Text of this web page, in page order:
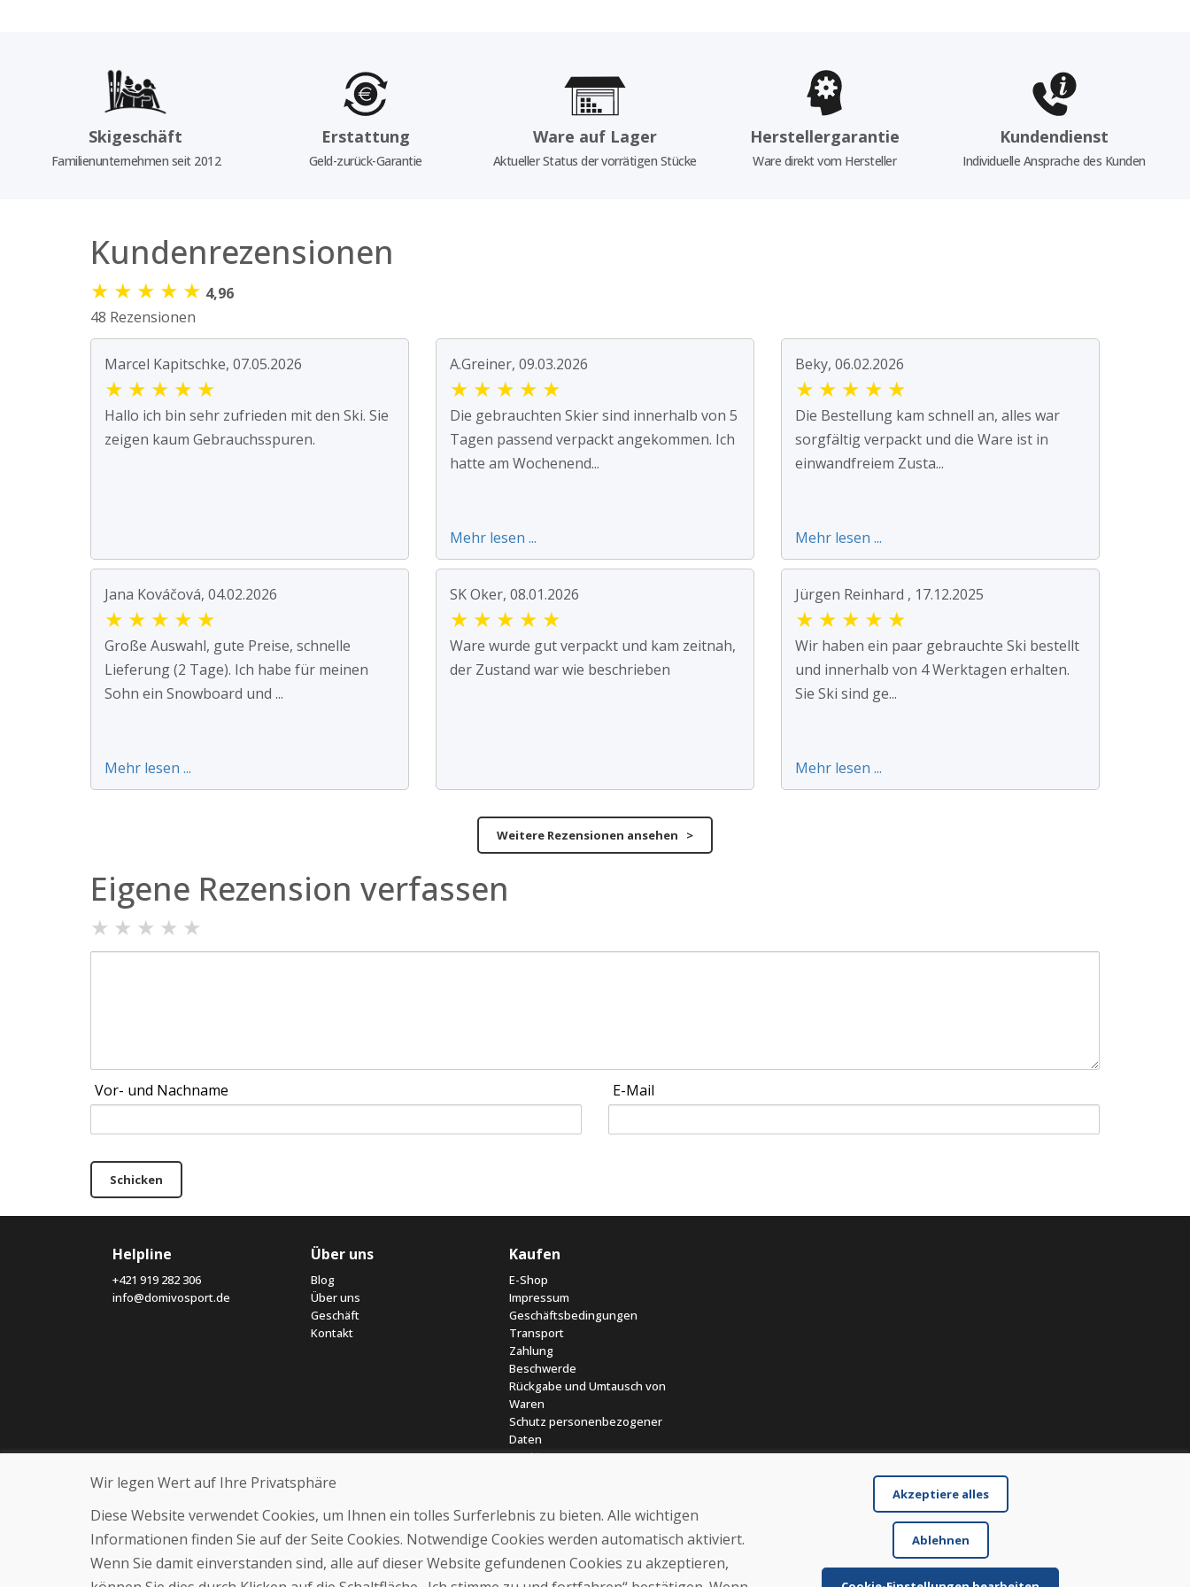
Skigeschäft
Familienunternehmen seit 2012
Erstattung
Geld-zurück-Garantie
Ware auf Lager
Aktueller Status der vorrätigen Stücke
Herstellergarantie
Ware direkt vom Hersteller
Kundendienst
Individuelle Ansprache des Kunden
Kundenrezensionen
★ ★ ★ ★ ★ 4,96
48 Rezensionen
Marcel Kapitschke, 07.05.2026
★ ★ ★ ★ ★
Hallo ich bin sehr zufrieden mit den Ski. Sie
zeigen kaum Gebrauchsspuren.
A.Greiner, 09.03.2026
★ ★ ★ ★ ★
Die gebrauchten Skier sind innerhalb von 5
Tagen passend verpackt angekommen. Ich
hatte am Wochenend...
Mehr lesen ...
Beky, 06.02.2026
★ ★ ★ ★ ★
Die Bestellung kam schnell an, alles war
sorgfältig verpackt und die Ware ist in
einwandfreiem Zusta...
Mehr lesen ...
Jana Kováčová, 04.02.2026
★ ★ ★ ★ ★
Große Auswahl, gute Preise, schnelle
Lieferung (2 Tage). Ich habe für meinen
Sohn ein Snowboard und ...
Mehr lesen ...
SK Oker, 08.01.2026
★ ★ ★ ★ ★
Ware wurde gut verpackt und kam zeitnah,
der Zustand war wie beschrieben
Jürgen Reinhard , 17.12.2025
★ ★ ★ ★ ★
Wir haben ein paar gebrauchte Ski bestellt
und innerhalb von 4 Werktagen erhalten.
Sie Ski sind ge...
Mehr lesen ...
Weitere Rezensionen ansehen >
Eigene Rezension verfassen
★ ★ ★ ★ ★
Vor- und Nachname E-Mail
Schicken
Helpline
+421 919 282 306
info@domivosport.de
Über uns
Blog
Über uns
Geschäft
Kontakt
Kaufen
E-Shop
Impressum
Geschäftsbedingungen
Transport
Zahlung
Beschwerde
Rückgabe und Umtausch von
Waren
Schutz personenbezogener
Daten
Cookies
Wir legen Wert auf Ihre Privatsphäre
Diese Website verwendet Cookies, um Ihnen ein tolles Surferlebnis zu bieten. Alle wichtigen
Informationen finden Sie auf der Seite Cookies. Notwendige Cookies werden automatisch aktiviert.
Wenn Sie damit einverstanden sind, alle auf dieser Website gefundenen Cookies zu akzeptieren,
Akzeptiere alles
Ablehnen